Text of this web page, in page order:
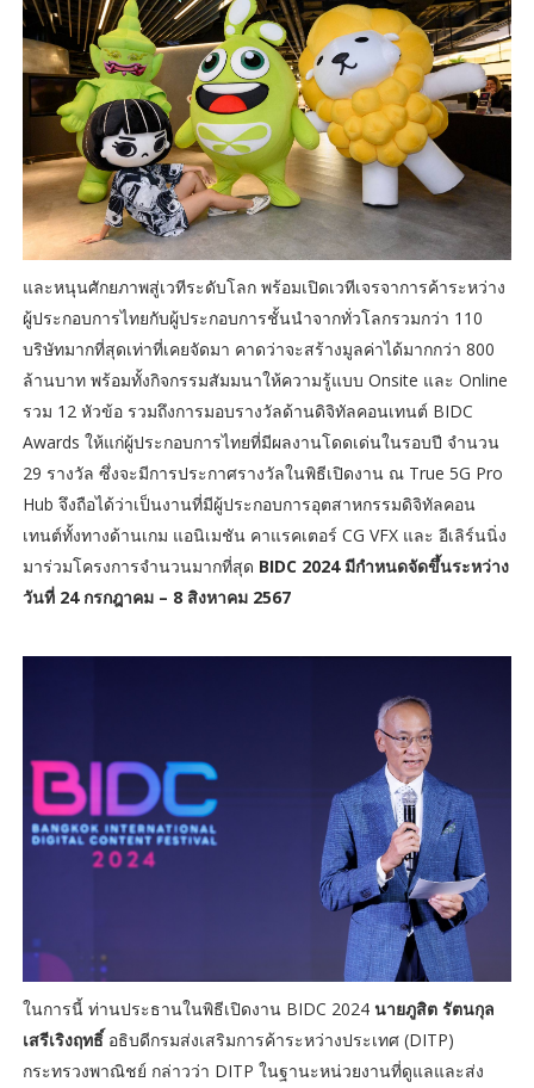
และหนุนศักยภาพสู่เวทีระดับโลก พร้อมเปิดเวทีเจรจาการค้าระหว่าง
ผู้ประกอบการไทยกับผู้ประกอบการชั้นนำจากทั่วโลกรวมกว่า 110
บริษัทมากที่สุดเท่าที่เคยจัดมา คาดว่าจะสร้างมูลค่าได้มากกว่า 800
ล้านบาท พร้อมทั้งกิจกรรมสัมมนาให้ความรู้แบบ Onsite และ Online
รวม 12 หัวข้อ รวมถึงการมอบรางวัลด้านดิจิทัลคอนเทนต์ BIDC
Awards ให้แก่ผู้ประกอบการไทยที่มีผลงานโดดเด่นในรอบปี จำนวน
29 รางวัล ซึ่งจะมีการประกาศรางวัลในพิธีเปิดงาน ณ True 5G Pro
Hub จึงถือได้ว่าเป็นงานที่มีผู้ประกอบการอุตสาหกรรมดิจิทัลคอน
เทนต์ทั้งทางด้านเกม แอนิเมชัน คาแรคเตอร์ CG VFX และ อีเลิร์นนิ่ง
มาร่วมโครงการจำนวนมากที่สุด BIDC 2024 มีกำหนดจัดขึ้นระหว่าง
วันที่ 24 กรกฎาคม – 8 สิงหาคม 2567
ในการนี้ ท่านประธานในพิธีเปิดงาน BIDC 2024 นายภูสิต รัตนกุล
เสรีเริงฤทธิ์อธิบดีกรมส่งเสริมการค้าระหว่างประเทศ (DITP)
กระทรวงพาณิชย์ กล่าวว่า DITP ในฐานะหน่วยงานที่ดูแลและส่ง